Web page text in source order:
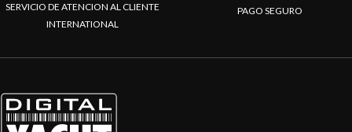
SERVICIO DE ATENCION AL CLIENTE
INTERNATIONAL
PAGO SEGURO